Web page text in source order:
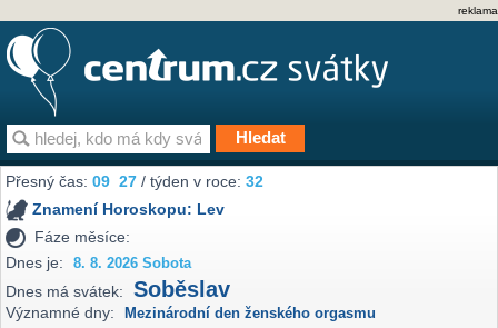
reklama
Přesný čas:09 27 / týden v roce:32
Znamení Horoskopu: Lev
Fáze měsíce:
Dnes je:
8. 8. 2026 Sobota
Dnes má svátek: Soběslav
Významné dny: Mezinárodní den ženského orgasmu